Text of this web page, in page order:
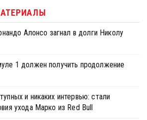
Алонсо загнал в долги Николу
1 должен получить продолжение
и никаких интервью: стали
ухода Марко из Red Bull